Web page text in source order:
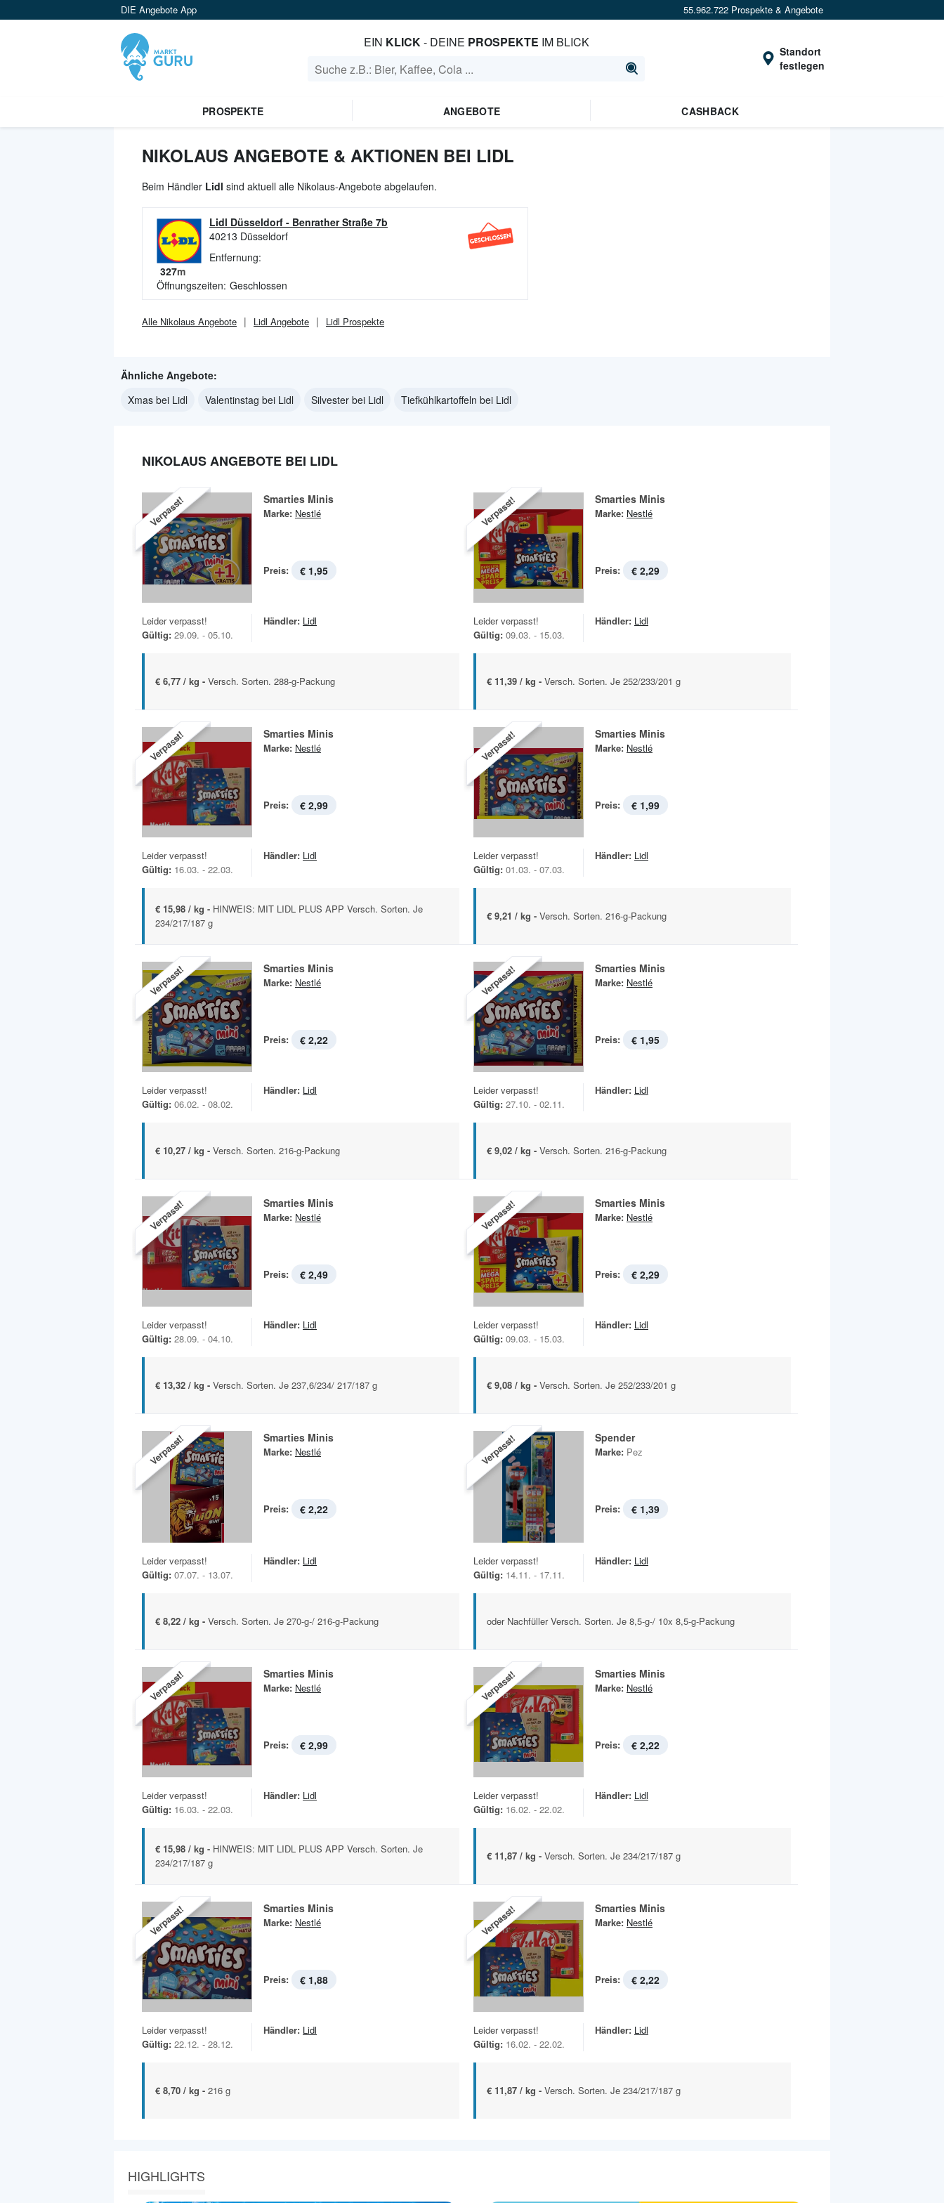
DIE Angebote App 55.962.722 Prospekte & Angebote
EIN KLICK- DEINE PROSPEKTE IM BLICK
Standort
festlegen
PROSPEKTE ANGEBOTE CASHBACK
NIKOLAUS ANGEBOTE & AKTIONEN BEI LIDL
Beim Händler Lidl sind aktuell alle Nikolaus-Angebote abgelaufen.
Lidl Düsseldorf - Benrather Straße 7b
40213 Düsseldorf
Entfernung:
327m
Öffnungszeiten: Geschlossen
Alle Nikolaus Angebote Lidl Angebote Lidl Prospekte
Ähnliche Angebote:
Xmas bei Lidl
Valentinstag bei Lidl Silvester bei Lidl Tiefkühlkartoffeln bei Lidl
NIKOLAUS ANGEBOTE BEI LIDL
Verpasst! Smarties Minis
Marke: Nestlé
Preis: € 1,95
Leider verpasst!
Gültig: 29.09. - 05.10.
Händler: Lidl
€ 6,77 / kg - Versch. Sorten. 288-g-Packung
Verpasst! Smarties Minis
Marke: Nestlé
Preis: € 2,29
Leider verpasst!
Gültig: 09.03. - 15.03.
Händler: Lidl
€ 11,39 / kg - Versch. Sorten. Je 252/233/201 g
Verpasst! Smarties Minis
Marke: Nestlé
Preis: € 2,99
Leider verpasst!
Gültig: 16.03. - 22.03.
Händler: Lidl
€ 15,98 / kg - HINWEIS: MIT LIDL PLUS APP Versch. Sorten. Je
234/217/187 g
Verpasst! Smarties Minis
Marke: Nestlé
Preis: € 1,99
Leider verpasst!
Gültig: 01.03. - 07.03.
Händler: Lidl
€ 9,21 / kg - Versch. Sorten. 216-g-Packung
Verpasst! Smarties Minis
Marke: Nestlé
Preis: € 2,22
Leider verpasst!
Gültig: 06.02. - 08.02.
Händler: Lidl
€ 10,27 / kg - Versch. Sorten. 216-g-Packung
Verpasst! Smarties Minis
Marke: Nestlé
Preis: € 1,95
Leider verpasst!
Gültig: 27.10. - 02.11.
Händler: Lidl
€ 9,02 / kg - Versch. Sorten. 216-g-Packung
Verpasst! Smarties Minis
Marke: Nestlé
Preis: € 2,49
Leider verpasst!
Gültig: 28.09. - 04.10.
Händler: Lidl
€ 13,32 / kg - Versch. Sorten. Je 237,6/234/ 217/187 g
Verpasst! Smarties Minis
Marke: Nestlé
Preis: € 2,29
Leider verpasst!
Gültig: 09.03. - 15.03.
Händler: Lidl
€ 9,08 / kg - Versch. Sorten. Je 252/233/201 g
Verpasst! Smarties Minis
Marke: Nestlé
Preis: € 2,22
Leider verpasst!
Gültig: 07.07. - 13.07.
Händler: Lidl
€ 8,22 / kg - Versch. Sorten. Je 270-g-/ 216-g-Packung
Verpasst! Spender
Marke: Pez
Preis: € 1,39
Leider verpasst!
Gültig: 14.11. - 17.11.
Händler: Lidl
oder Nachfüller Versch. Sorten. Je 8,5-g-/ 10x 8,5-g-Packung
Verpasst! Smarties Minis
Marke: Nestlé
Preis: € 2,99
Leider verpasst!
Gültig: 16.03. - 22.03.
Händler: Lidl
€ 15,98 / kg - HINWEIS: MIT LIDL PLUS APP Versch. Sorten. Je
234/217/187 g
Verpasst! Smarties Minis
Marke: Nestlé
Preis: € 2,22
Leider verpasst!
Gültig: 16.02. - 22.02.
Händler: Lidl
€ 11,87 / kg - Versch. Sorten. Je 234/217/187 g
Verpasst! Smarties Minis
Marke: Nestlé
Preis: € 1,88
Leider verpasst!
Gültig: 22.12. - 28.12.
Händler: Lidl
€ 8,70 / kg - 216 g
Verpasst! Smarties Minis
Marke: Nestlé
Preis: € 2,22
Leider verpasst!
Gültig: 16.02. - 22.02.
Händler: Lidl
€ 11,87 / kg - Versch. Sorten. Je 234/217/187 g
HIGHLIGHTS